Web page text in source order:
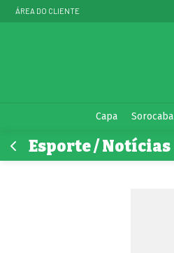
ÁREA DO CLIENTE
Capa Sorocaba
Esporte / Notícias